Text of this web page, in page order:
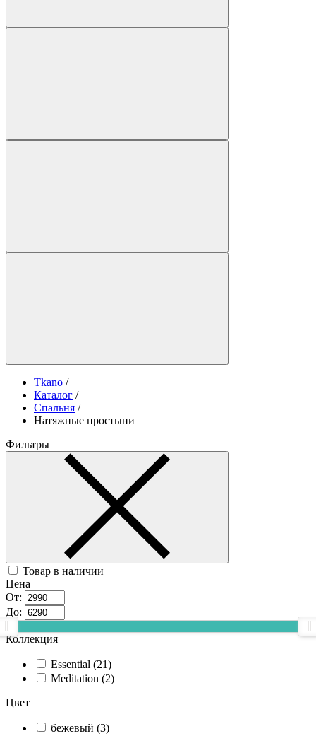
Tkano /
Каталог /
Спальня /
Натяжные простыни
Фильтры
Товар в наличии
Цена
От:
До:
Коллекция
Essential (21)
Meditation (2)
Цвет
бежевый (3)